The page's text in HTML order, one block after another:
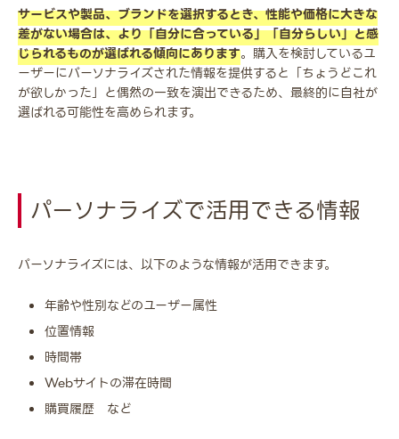
サービスや製品、ブランドを選択するとき、性能や価格に大きな
差がない場合は、より「自分に合っている」「自分らしい」と感
じられるものが選ばれる傾向にあります。購入を検討しているユ
ーザーにパーソナライズされた情報を提供すると「ちょうどこれ
が欲しかった」と偶然の一致を演出できるため、最終的に自社が
選ばれる可能性を高められます。
パーソナライズで活用できる情報
パーソナライズには、以下のような情報が活用できます。
年齢や性別などのユーザー属性
位置情報
時間帯
Webサイトの滞在時間
購買履歴 など